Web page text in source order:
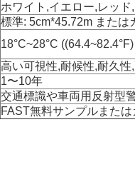
ホワイト,イエロー,レッ
標準: 5cm*45.72m または
18°C~28°C ((64.4~82.4°F)
高い可視性,耐候性,耐久
1〜10年
交通標識や車両用反射型
FAST無料サンプルまた